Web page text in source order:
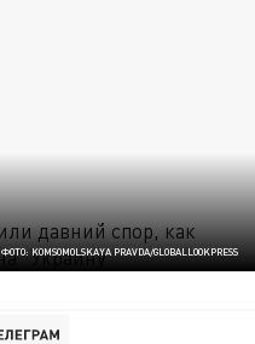
ФОТО: KOMSOMOLSKAYA PRAVDA/GLOBALLOOKPRESS